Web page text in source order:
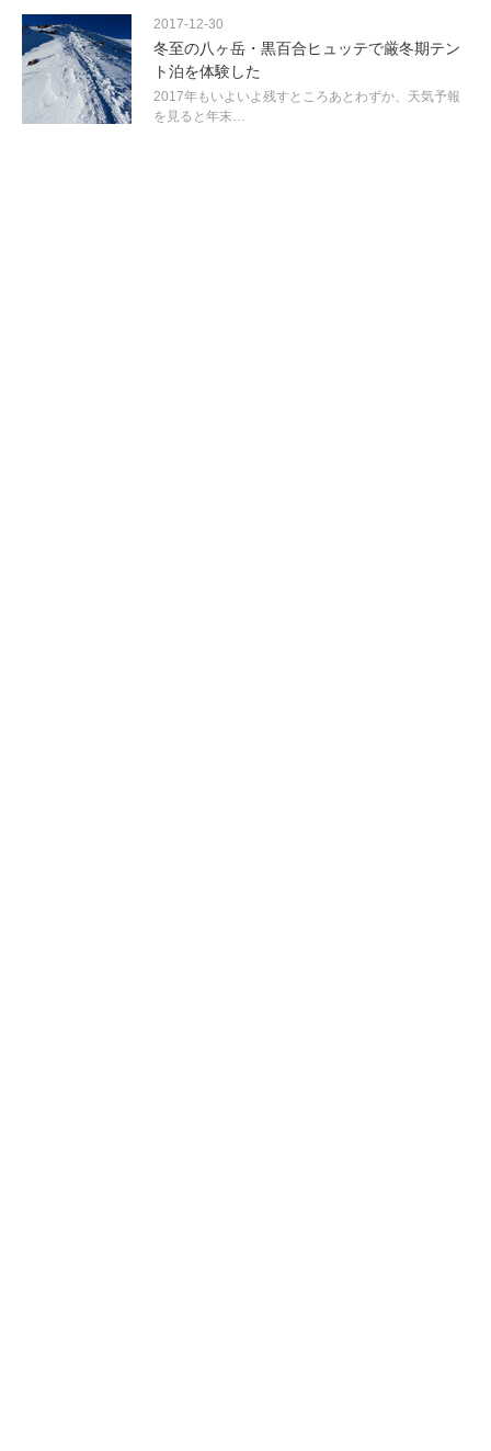
2017-12-30
冬至の八ヶ岳・黒百合ヒュッテで厳冬期テン
ト泊を体験した
2017年もいよいよ残すところあとわずか、天気予報
を見ると年末…